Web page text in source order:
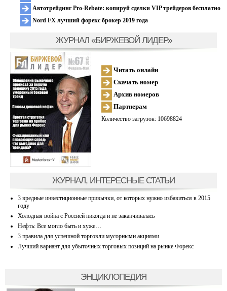
Автотрейдинг Pro-Rebate: копируй сделки VIP трейдеров бесплатно
Nord FX лучший форекс брокер 2019 года
ЖУРНАЛ «БИРЖЕВОЙ ЛИДЕР»
Читать онлайн
Скачать номер
Архив номеров
Партнерам
Количество загрузок: 10698824
ЖУРНАЛ, ИНТЕРЕСНЫЕ СТАТЬИ
3 вредные инвестиционные привычки, от которых нужно избавиться в 2015
году
Холодная война с Россией никогда и не заканчивалась
Нефть: Все могло быть и хуже…
3 правила для успешной торговли мусорными акциями
Лучший вариант для убыточных торговых позиций на рынке Форекс
ЭНЦИКЛОПЕДИЯ